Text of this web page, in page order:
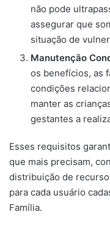
não pode
assegurar que
situação de
Manutenção
os benefícios, as
condições
manter as
gestantes a
Esses requisitos
que mais precisam,
distribuição de
para cada usuário
Família.